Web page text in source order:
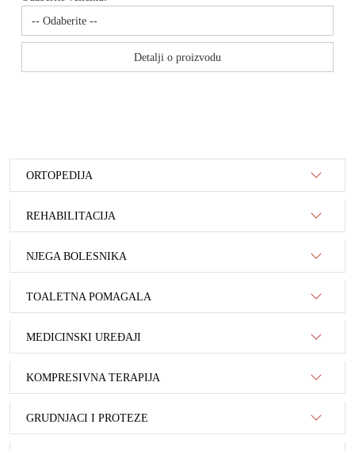
Detalji o proizvodu
ORTOPEDIJA
REHABILITACIJA
NJEGA BOLESNIKA
TOALETNA POMAGALA
MEDICINSKI UREĐAJI
KOMPRESIVNA TERAPIJA
GRUDNJACI I PROTEZE